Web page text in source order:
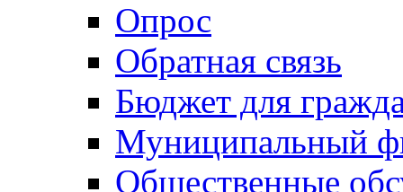
Опрос
Обратная связь
Бюджет для
Муниципальный
Общественные